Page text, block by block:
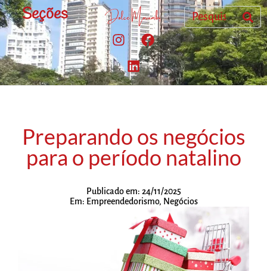
Seções
Preparando os negócios
para o período natalino
Publicado em: 24/11/2025
Em: Empreendedorismo, Negócios